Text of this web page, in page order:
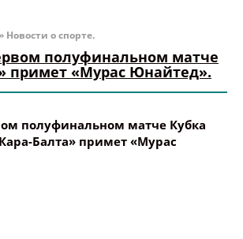
» Новости о спорте.
полуфинальном матче
примет «Мурас Юнайтед».
полуфинальном матче Кубка
Балта» примет «Мурас